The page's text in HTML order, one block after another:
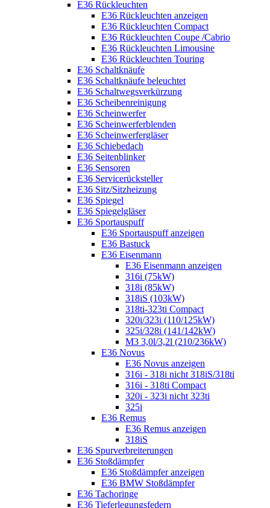
E36 Rückleuchten
E36 Rückleuchten anzeigen
E36 Rückleuchten Compact
E36 Rückleuchten Coupe /Cabrio
E36 Rückleuchten Limousine
E36 Rückleuchten Touring
E36 Schaltknäufe
E36 Schaltknäufe beleuchtet
E36 Schaltwegsverkürzung
E36 Scheibenreinigung
E36 Scheinwerfer
E36 Scheinwerferblenden
E36 Scheinwerfergläser
E36 Schiebedach
E36 Seitenblinker
E36 Sensoren
E36 Servicerücksteller
E36 Sitz/Sitzheizung
E36 Spiegel
E36 Spiegelgläser
E36 Sportauspuff
E36 Sportauspuff anzeigen
E36 Bastuck
E36 Eisenmann
E36 Eisenmann anzeigen
316i (75kW)
318i (85kW)
318iS (103kW)
318ti-323ti Compact
320i/323i (110/125kW)
325i/328i (141/142kW)
M3 3,0l/3,2l (210/236kW)
E36 Novus
E36 Novus anzeigen
316i - 318i nicht 318iS/318ti
316i - 318ti Compact
320i - 323i nicht 323ti
325i
E36 Remus
E36 Remus anzeigen
318iS
E36 Spurverbreiterungen
E36 Stoßdämpfer
E36 Stoßdämpfer anzeigen
E36 BMW Stoßdämpfer
E36 Tachoringe
E36 Tieferlegungsfedern